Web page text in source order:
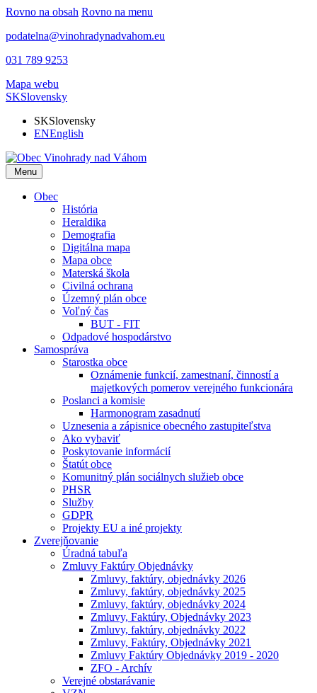
Rovno na obsah Rovno na menu
podatelna@vinohradynadvahom.eu
031 789 9253
Mapa webu
SKSlovensky
SKSlovensky
ENEnglish
Menu
Obec
História
Heraldika
Demografia
Digitálna mapa
Mapa obce
Materská škola
Civilná ochrana
Územný plán obce
Voľný čas
BUT - FIT
Odpadové hospodárstvo
Samospráva
Starostka obce
Oznámenie funkcií, zamestnaní, činností a
majetkových pomerov verejného funkcionára
Poslanci a komisie
Harmonogram zasadnutí
Uznesenia a zápisnice obecného zastupiteľstva
Ako vybaviť
Poskytovanie informácií
Štatút obce
Komunitný plán sociálnych služieb obce
PHSR
Služby
GDPR
Projekty EU a iné projekty
Zverejňovanie
Úradná tabuľa
Zmluvy Faktúry Objednávky
Zmluvy, faktúry, objednávky 2026
Zmluvy, faktúry, objednávky 2025
Zmluvy, faktúry, objednávky 2024
Zmluvy, Faktúry, Objednávky 2023
Zmluvy, faktúry, objednávky 2022
Zmluvy, Faktúry, Objednávky 2021
Zmluvy Faktúry Objednávky 2019 - 2020
ZFO - Archív
Verejné obstarávanie